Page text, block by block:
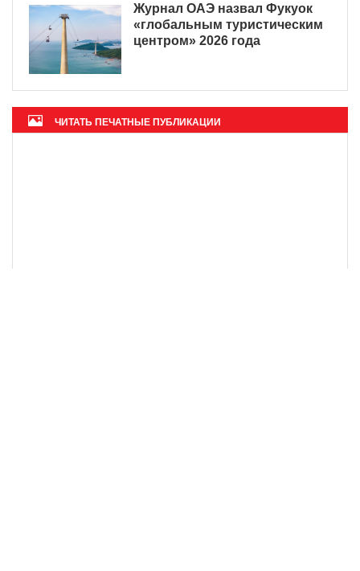
Журнал ОАЭ назвал Фукуок
«глобальным туристическим
центром» 2026 года
ЧИТАТЬ ПЕЧАТНЫЕ ПУБЛИКАЦИИ